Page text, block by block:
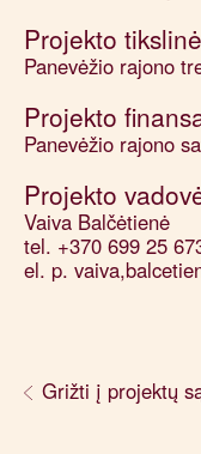
Projekto
Panevėžio rajono
Projekto
Panevėžio rajono
Projekto
Vaiva Balčėtienė
tel. +370 699 25
el. p.
Grižti į projektų